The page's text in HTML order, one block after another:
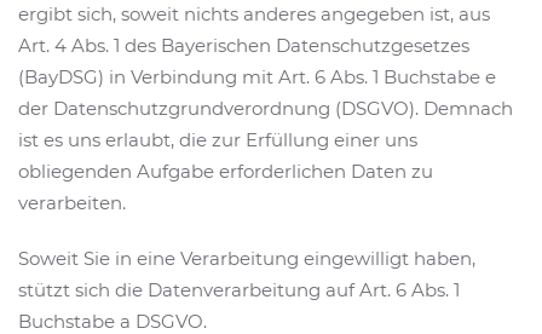
ergibt sich, soweit nichts anderes angegeben ist, aus
Art. 4 Abs. 1 des Bayerischen Datenschutzgesetzes
(BayDSG) in Verbindung mit Art. 6 Abs. 1 Buchstabe e
der Datenschutzgrundverordnung (DSGVO). Demnach
ist es uns erlaubt, die zur Erfüllung einer uns
obliegenden Aufgabe erforderlichen Daten zu
verarbeiten.
Soweit Sie in eine Verarbeitung eingewilligt haben,
stützt sich die Datenverarbeitung auf Art. 6 Abs. 1
Buchstabe a DSGVO.